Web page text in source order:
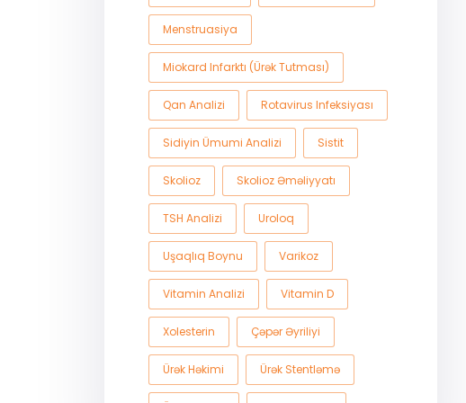
Menstruasiya
Miokard Infarktı (ürək Tutması)
Qan Analizi Rotavirus Infeksiyası
Sidiyin Ümumi Analizi Sistit
Skolioz Skolioz Əməliyyatı
TSH Analizi Uroloq
Uşaqlıq Boynu Varikoz
Vitamin Analizi Vitamin D
Xolesterin Çəpər Əyriliyi
Ürək Həkimi Ürək Stentləmə